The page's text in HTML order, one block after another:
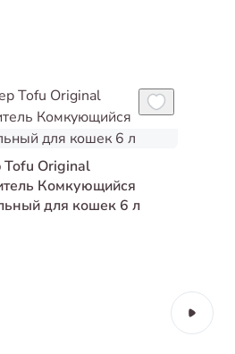
Tofu Original
Комкующийся
для кошек 6 л